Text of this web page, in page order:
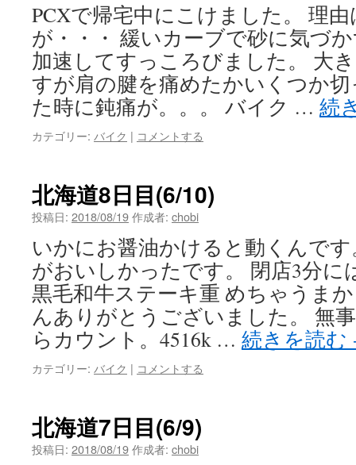
PCXで帰宅中にこけました。 理
が・・・ 緩いカーブで砂に気づ
加速してすっころびました。 大
すが肩の腱を痛めたかいくつか
た時に鈍痛が。。。 バイク … 続
カテゴリー: バイク | コメントする
北海道8日目(6/10)
投稿日: 2018/08/19作成者: chobi
いかにお醤油かけると動くんで
がおいしかったです。 閉店3分に
黒毛和牛ステーキ重 めちゃうま
んありがとうございました。 無
らカウント。4516k … 続きを読む
カテゴリー: バイク | コメントする
北海道7日目(6/9)
投稿日: 2018/08/19作成者: chobi